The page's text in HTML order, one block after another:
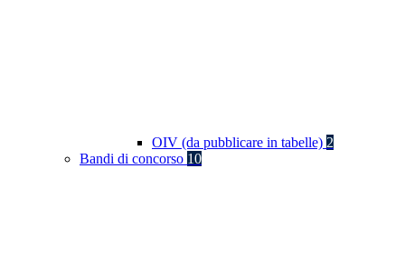
OIV (da pubblicare in tabelle) 2
Bandi di concorso 10